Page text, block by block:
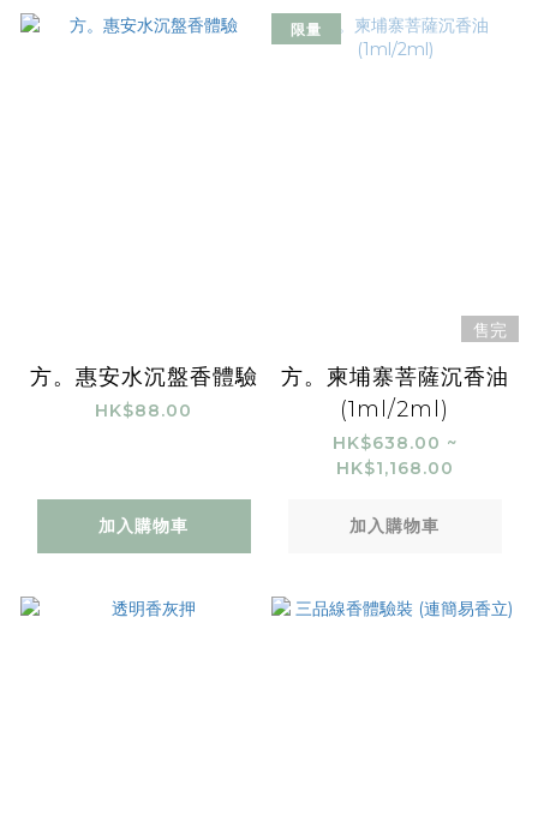
方。惠安水沉盤香體驗
HK$88.00
加入購物車
限量
售完
方。柬埔寨菩薩沉香油
(1ml/2ml)
HK$638.00 ~
HK$1,168.00
加入購物車